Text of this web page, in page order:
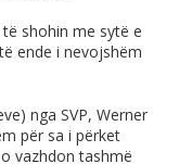
shohin me sytë e
ende i nevojshëm
nga SVP, Werner
për sa i përket
vazhdon tashmë